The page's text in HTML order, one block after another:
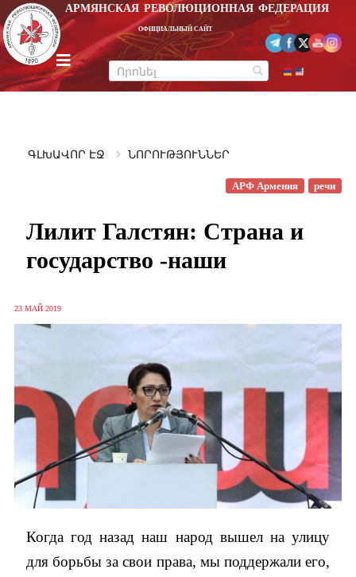
Перейти
к
содержимому
m
e
n
u
АРМЯНСКАЯ РЕВОЛЮЦИОННАЯ ФЕДЕРАЦИЯ
ОФИЦИАЛЬНЫЙ САЙТ
ԳԼԽԱՎՈՐ ԷՋ ՆՈՐՈՒԹՅՈՒՆՆԵՐ
речи
АРФ Армения
Лилит Галстян: Страна и
государство -наши
23 МАЙ 2019
Когда год назад наш народ вышел на улицу
для борьбы за свои права, мы поддержали его,